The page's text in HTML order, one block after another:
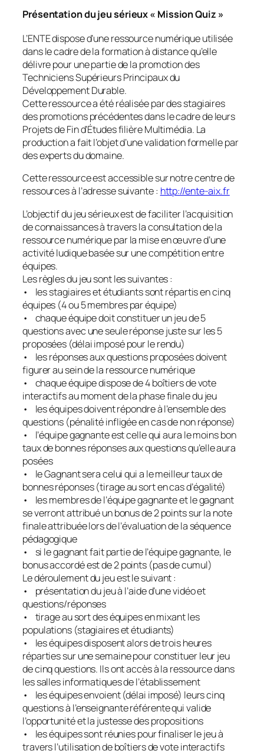
Présentation du jeu sérieux « Mission Quiz »
L’ENTE dispose d’une ressource numérique utilisée
dans le cadre de la formation à distance qu’elle
délivre pour une partie de la promotion des
Techniciens Supérieurs Principaux du
Développement Durable.
Cette ressource a été réalisée par des stagiaires
des promotions précédentes dans le cadre de leurs
Projets de Fin d’Études filière Multimédia. La
production a fait l’objet d’une validation formelle par
des experts du domaine.
Cette ressource est accessible sur notre centre de
ressources à l’adresse suivante : http://ente-aix.fr
L’objectif du jeu sérieux est de faciliter l’acquisition
de connaissances à travers la consultation de la
ressource numérique par la mise en œuvre d’une
activité ludique basée sur une compétition entre
équipes.
Les règles du jeu sont les suivantes :
• les stagiaires et étudiants sont répartis en cinq
équipes (4 ou 5 membres par équipe)
• chaque équipe doit constituer un jeu de 5
questions avec une seule réponse juste sur les 5
proposées (délai imposé pour le rendu)
• les réponses aux questions proposées doivent
figurer au sein de la ressource numérique
• chaque équipe dispose de 4 boîtiers de vote
interactifs au moment de la phase finale du jeu
• les équipes doivent répondre à l’ensemble des
questions (pénalité infligée en cas de non réponse)
• l’équipe gagnante est celle qui aura le moins bon
taux de bonnes réponses aux questions qu’elle aura
posées
• le Gagnant sera celui qui a le meilleur taux de
bonnes réponses (tirage au sort en cas d’égalité)
• les membres de l’équipe gagnante et le gagnant
se verront attribué un bonus de 2 points sur la note
finale attribuée lors de l’évaluation de la séquence
pédagogique
• si le gagnant fait partie de l’équipe gagnante, le
bonus accordé est de 2 points (pas de cumul)
Le déroulement du jeu est le suivant :
• présentation du jeu à l’aide d’une vidéo et
questions/réponses
• tirage au sort des équipes en mixant les
populations (stagiaires et étudiants)
• les équipes disposent alors de trois heures
réparties sur une semaine pour constituer leur jeu
de cinq questions. Ils ont accès à la ressource dans
les salles informatiques de l’établissement
• les équipes envoient (délai imposé) leurs cinq
questions à l’enseignante référente qui valide
l’opportunité et la justesse des propositions
• les équipes sont réunies pour finaliser le jeu à
travers l’utilisation de boîtiers de vote interactifs